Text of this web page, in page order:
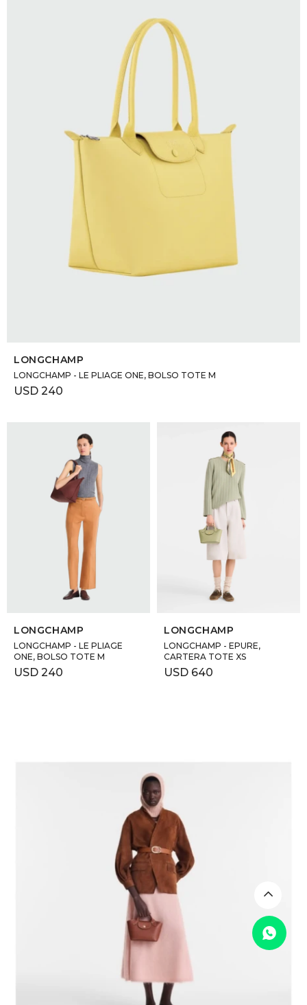
LONGCHAMP
LONGCHAMP - LE PLIAGE ONE, BOLSO TOTE M
USD 240
LONGCHAMP
LONGCHAMP - LE PLIAGE
ONE, BOLSO TOTE M
USD 240
SELECCIONAR TALLE
LONGCHAMP
LONGCHAMP - EPURE,
CARTERA TOTE XS
USD 640